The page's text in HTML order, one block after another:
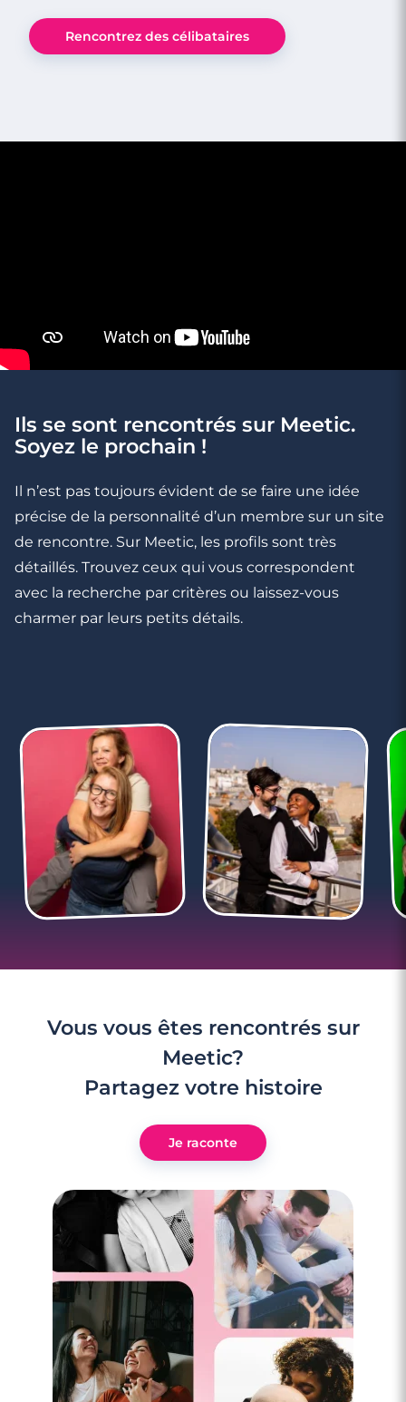
2 minutes
Comment plaire en restant naturel ?
2 minutes
Comment passer d’une conversation
banale à une conversation plus intime ?
5 tics de langage à éviter au téléphone
Rencontrez des célibataires
Ils se sont rencontrés sur Meetic.
Soyez le prochain !
Il n’est pas toujours évident de se faire une idée
précise de la personnalité d’un membre sur un site
de rencontre. Sur Meetic, les profils sont très
détaillés. Trouvez ceux qui vous correspondent
avec la recherche par critères ou laissez-vous
charmer par leurs petits détails.
Vous vous êtes rencontrés sur
Meetic?
Partagez votre histoire
Je raconte